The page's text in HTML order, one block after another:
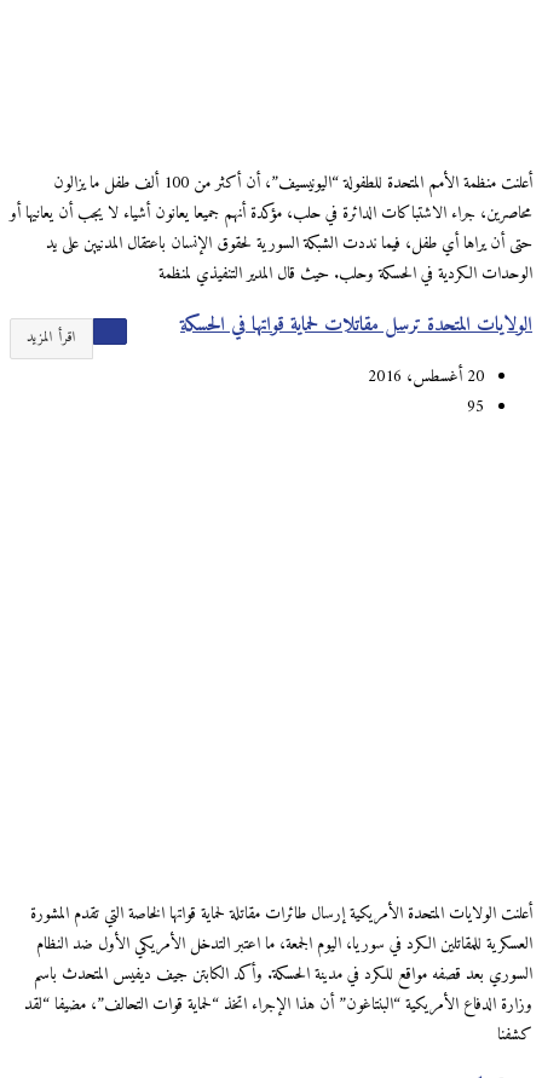
أعلنت منظمة الأمم المتحدة للطفولة “اليونيسيف”، أن أكثر من 100 ألف طفل ما يزالون
محاصرين، جراء الاشتباكات الدائرة في حلب، مؤكدة أنهم جميعا يعانون أشياء لا يجب أن يعانيها أو
حتى أن يراها أي طفل، فيما نددت الشبكة السورية لحقوق الإنسان باعتقال المدنيين على يد
الوحدات الكردية في الحسكة وحلب. حيث قال المدير التنفيذي لمنظمة
اقرأ المزيد الولايات المتحدة ترسل مقاتلات لحماية قواتها في الحسكة
20 أغسطس، 2016
95
أعلنت الولايات المتحدة الأمريكية إرسال طائرات مقاتلة لحماية قواتها الخاصة التي تقدم المشورة
العسكرية للمقاتلين الكرد في سوريا، اليوم الجمعة، ما اعتبر التدخل الأمريكي الأول ضد النظام
السوري بعد قصفه مواقع للكرد في مدينة الحسكة. وأكد الكابتن جيف ديفيس المتحدث باسم
وزارة الدفاع الأمريكية “البنتاغون” أن هذا الإجراء اتخذ “لحماية قوات التحالف”، مضيفا “لقد
كشفنا